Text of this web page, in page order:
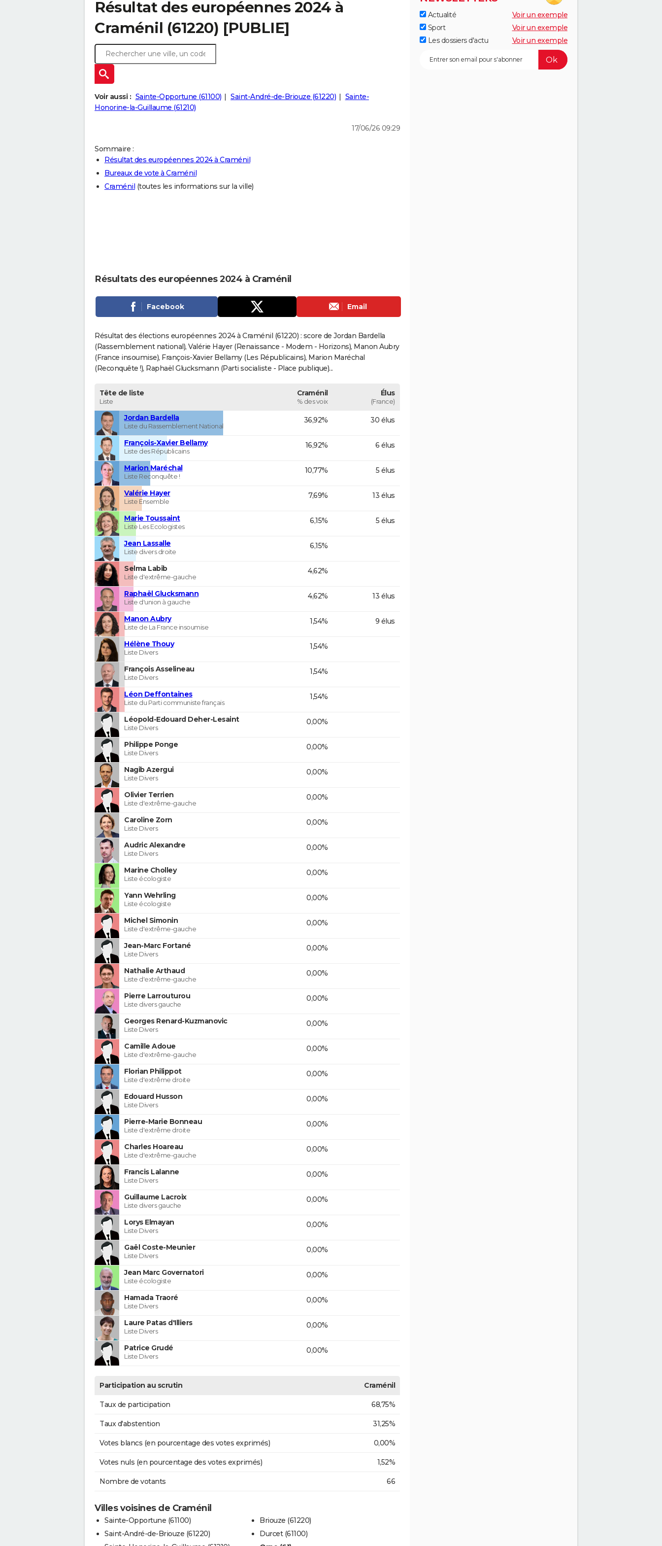
Résultat des européennes 2024 à
Craménil (61220) [PUBLIE]
Voir aussi : Sainte-Opportune (61100) Saint-André-de-Briouze (61220)
Sainte-
Honorine-la-Guillaume (61210)
17/06/26 09:29
Sommaire :
Résultat des européennes 2024 à Craménil
Bureaux de vote à Craménil
Craménil (toutes les informations sur la ville)
Résultats des européennes 2024 à Craménil
Facebook Email
Résultat des élections européennes 2024 à Craménil (61220) : score de Jordan Bardella
(Rassemblement national), Valérie Hayer (Renaissance - Modem - Horizons), Manon Aubry
(France insoumise), François-Xavier Bellamy (Les Républicains), Marion Maréchal
(Reconquête !), Raphaël Glucksmann (Parti socialiste - Place publique)...
Tête de liste
Liste
Craménil
% des voix
Élus
(France)
Jordan Bardella
Liste du Rassemblement National
36,92% 30 élus
François-Xavier Bellamy
Liste des Républicains
16,92% 6 élus
Marion Maréchal
Liste Reconquête !
10,77% 5 élus
Valérie Hayer
Liste Ensemble
7,69% 13 élus
Marie Toussaint
Liste Les Ecologistes
6,15% 5 élus
Jean Lassalle
Liste divers droite
6,15%
Selma Labib
Liste d'extrême-gauche
4,62%
Raphaël Glucksmann
Liste d'union à gauche
4,62% 13 élus
Manon Aubry
Liste de La France insoumise
1,54% 9 élus
Hélène Thouy
Liste Divers
1,54%
François Asselineau
Liste Divers
1,54%
Léon Deffontaines
Liste du Parti communiste français
1,54%
Léopold-Edouard Deher-Lesaint
Liste Divers
0,00%
Philippe Ponge
Liste Divers
0,00%
Nagib Azergui
Liste Divers
0,00%
Olivier Terrien
Liste d'extrême-gauche
0,00%
Caroline Zorn
Liste Divers
0,00%
Audric Alexandre
Liste Divers
0,00%
Marine Cholley
Liste écologiste
0,00%
Yann Wehrling
Liste écologiste
0,00%
Michel Simonin
Liste d'extrême-gauche
0,00%
Jean-Marc Fortané
Liste Divers
0,00%
Nathalie Arthaud
Liste d'extrême-gauche
0,00%
Pierre Larrouturou
Liste divers gauche
0,00%
Georges Renard-Kuzmanovic
Liste Divers
0,00%
Camille Adoue
Liste d'extrême-gauche
0,00%
Florian Philippot
Liste d'extrême droite
0,00%
Edouard Husson
Liste Divers
0,00%
Pierre-Marie Bonneau
Liste d'extrême droite
0,00%
Charles Hoareau
Liste d'extrême-gauche
0,00%
Francis Lalanne
Liste Divers
0,00%
Guillaume Lacroix
Liste divers gauche
0,00%
Lorys Elmayan
Liste Divers
0,00%
Gaël Coste-Meunier
Liste Divers
0,00%
Jean Marc Governatori
Liste écologiste
0,00%
Hamada Traoré
Liste Divers
0,00%
Laure Patas d'Illiers
Liste Divers
0,00%
Patrice Grudé
Liste Divers
0,00%
Participation au scrutin Craménil
Taux de participation 68,75%
Taux d'abstention 31,25%
Votes blancs (en pourcentage des votes exprimés) 0,00%
Votes nuls (en pourcentage des votes exprimés) 1,52%
Nombre de votants 66
Villes voisines de Craménil
Sainte-Opportune (61100)
Saint-André-de-Briouze (61220)
Briouze (61220)
Durcet (61100)
Actualité
Voir un exemple
Sport
Voir un exemple
Les dossiers d'actu
Voir un exemple